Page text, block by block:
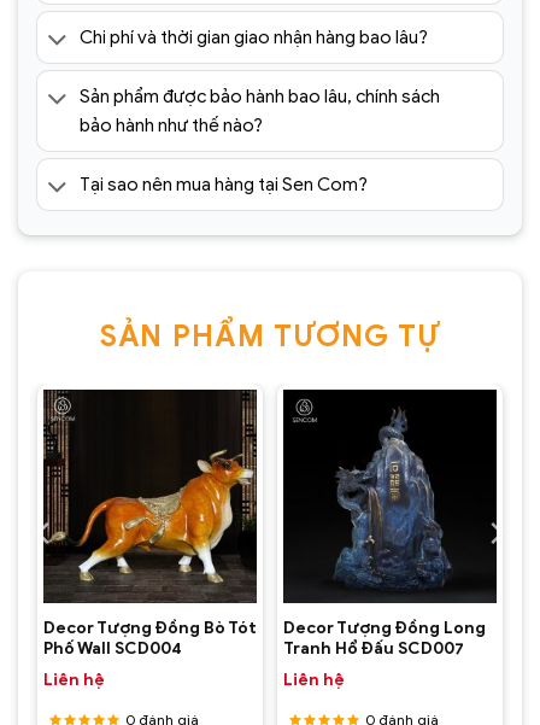
Chi phí và thời gian giao nhận hàng bao lâu?
Sản phẩm được bảo hành bao lâu, chính sách
bảo hành như thế nào?
Tại sao nên mua hàng tại Sen Com?
SẢN PHẨM TƯƠNG TỰ
Decor Tượng Đồng Bò Tót
Phố Wall SCD004
Liên hệ
0 đánh giá
Decor Tượng Đồng Long
Tranh Hổ Đấu SCD007
Liên hệ
0 đánh giá